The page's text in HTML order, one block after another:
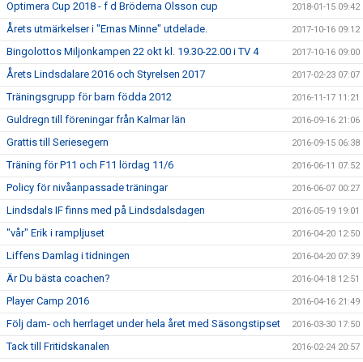
Optimera Cup 2018 - f d Bröderna Olsson cup 2018-01-15 09:42
Årets utmärkelser i "Ernas Minne" utdelade. 2017-10-16 09:12
Bingolottos Miljonkampen 22 okt kl. 19.30-22.00 i TV 4 2017-10-16 09:00
Årets Lindsdalare 2016 och Styrelsen 2017 2017-02-23 07:07
Träningsgrupp för barn födda 2012 2016-11-17 11:21
Guldregn till föreningar från Kalmar län 2016-09-16 21:06
Grattis till Seriesegern 2016-09-15 06:38
Träning för P11 och F11 lördag 11/6 2016-06-11 07:52
Policy för nivåanpassade träningar 2016-06-07 00:27
Lindsdals IF finns med på Lindsdalsdagen 2016-05-19 19:01
"vår" Erik i rampljuset 2016-04-20 12:50
Liffens Damlag i tidningen 2016-04-20 07:39
Är Du bästa coachen? 2016-04-18 12:51
Player Camp 2016 2016-04-16 21:49
Följ dam- och herrlaget under hela året med Säsongstipset 2016-03-30 17:50
Tack till Fritidskanalen 2016-02-24 20:57